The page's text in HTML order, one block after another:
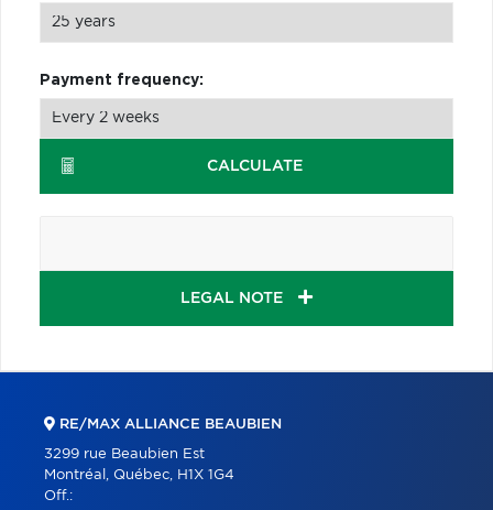
Payment frequency:
CALCULATE
LEGAL NOTE
RE/MAX ALLIANCE BEAUBIEN
3299 rue Beaubien Est
Montréal, Québec, H1X 1G4
Off.: